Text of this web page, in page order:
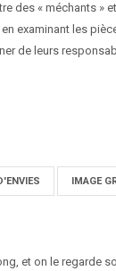
des « méchants »
examinant les
de leurs
IMAGE
et on le regarde